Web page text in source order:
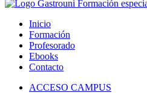
Inicio
Formación
Profesorado
Ebooks
Contacto
ACCESO CAMPUS